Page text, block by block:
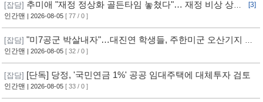
[잡담] 추미애 "재정 정상화 골든타임 놓쳤다"… 재정 비상 상황
선언
[3]
인간맨 | 2026-08-05 [ 77 / 0 ]
[잡담] "미7공군 박살내자"…대진연 학생들, 주한미군 오산기지 무
단침입 [영상]
인간맨 | 2026-08-05 [ 32 / 0 ]
[잡담] [단독] 당정, '국민연금 1%' 공공 임대주택에 대체투자 검토
인간맨 | 2026-08-05 [ 33 / 0 ]